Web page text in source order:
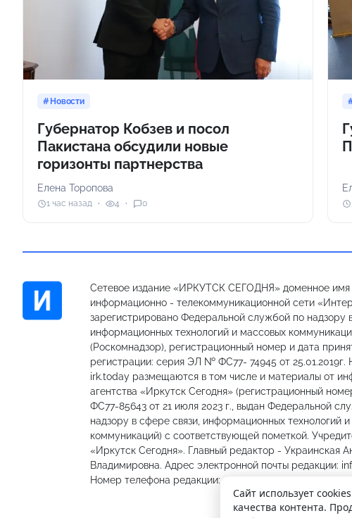
Новости
Губернатор Кобзев и посол
Пакистана обсудили новые
горизонты партнерства
Елена Торопова
1 час назад 4 0
Сетевое издание «ИРКУТСК СЕГОДНЯ» доменное имя
информационно - телекоммуникационной сети
зарегистрировано Федеральной службой по надзору
информационных технологий и массовых
(Роскомнадзор), регистрационный номер и дата
регистрации: серия ЭЛ № ФС77- 74945 от 25.01.2019г.
irk.today размещаются в том числе и материалы от
агентства «Иркутск Сегодня» (регистрационный
ФС77-85643 от 21 июля 2023 г., выдан Федеральной
надзору в сфере связи, информационных технологий
коммуникаций) с соответствующей пометкой.
«Иркутск Сегодня». Главный редактор - Украинская
Владимировна. Адрес электронной почты редакции:
Номер телефона редакции: 89501301335, 89148774487
Сайт использует
качества контента.